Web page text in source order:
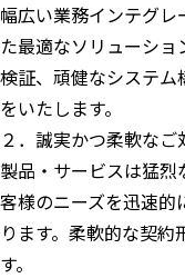
幅広い業務インテグ
た最適なソリューシ
検証、頑健なシステ
をいたします。
２．誠実かつ柔軟なご
製品・サービスは猛
客様のニーズを迅速
ります。柔軟的な契
す。